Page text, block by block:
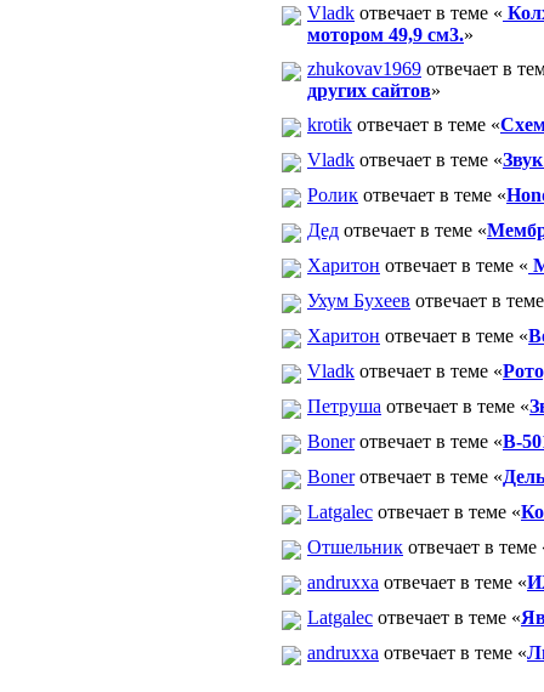
Vladk отвечает в теме «
мотором 49,9 см3.»
zhukovav1969 отвечает в
других сайтов»
krotik отвечает в теме «
Vladk отвечает в теме «
Ролик отвечает в теме «
Дед отвечает в теме «
Харитон отвечает в теме «
Ухум Бухеев отвечает в
Харитон отвечает в теме «
Vladk отвечает в теме «
Петруша отвечает в теме «
Bonerотвечает в теме «В-
Bonerотвечает в теме «
Latgalec отвечает в теме «
Отшельник отвечает в теме
andruxxa отвечает в теме «
Latgalec отвечает в теме «
andruxxa отвечает в теме «